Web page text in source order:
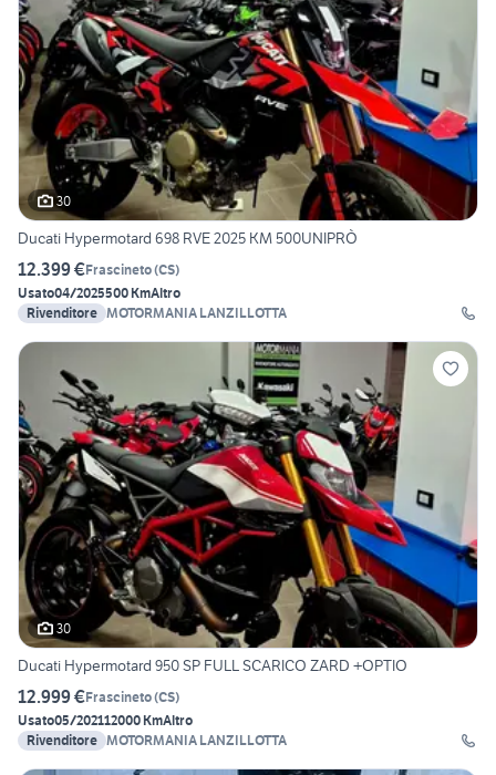
30
Ducati Hypermotard 698 RVE 2025 KM 500UNIPRÒ
12.399 €Frascineto(CS)
Usato04/2025500 KmAltro
Rivenditore MOTORMANIA LANZILLOTTA
30
Ducati Hypermotard 950 SP FULL SCARICO ZARD +OPTIO
12.999 €Frascineto(CS)
Usato05/202112000 KmAltro
Rivenditore MOTORMANIA LANZILLOTTA